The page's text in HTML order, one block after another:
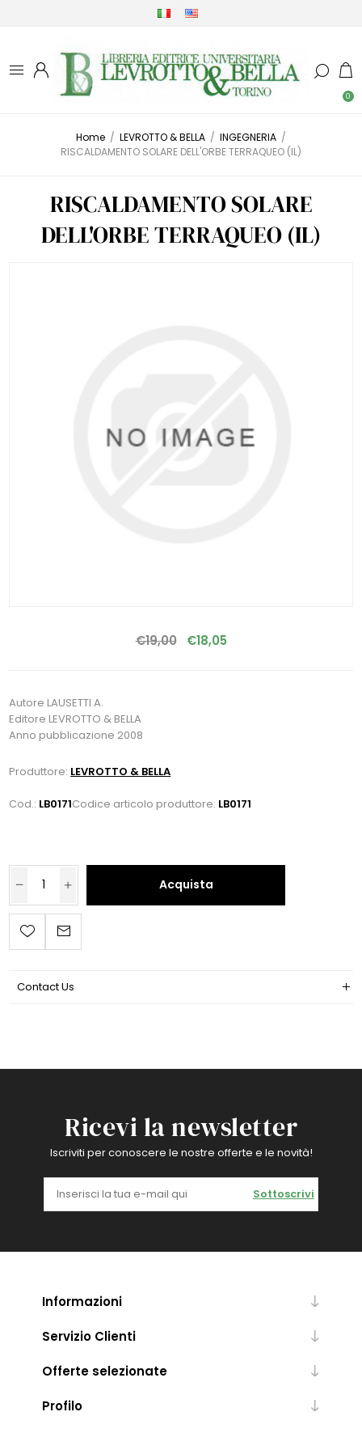
0
Home / LEVROTTO & BELLA / INGEGNERIA /
RISCALDAMENTO SOLARE DELL'ORBE TERRAQUEO (IL)
RISCALDAMENTO SOLARE
DELL'ORBE TERRAQUEO (IL)
€19,00 €18,05
Autore LAUSETTI A.
Editore LEVROTTO & BELLA
Anno pubblicazione 2008
Produttore: LEVROTTO & BELLA
Cod.: LB0171Codice articolo produttore: LB0171
Acquista
Contact Us
Ricevi la newsletter
Iscriviti per conoscere le nostre offerte e le novità!
Sottoscrivi
Informazioni
Servizio Clienti
Offerte selezionate
Profilo